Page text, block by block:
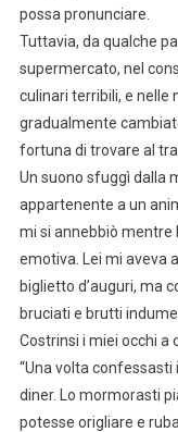
possa pronunciare.
Tuttavia, da qualche
supermercato, nel
culinari terribili, e nelle
gradualmente
fortuna di trovare al
Un suono sfuggì dalla
appartenente a un
mi si annebbiò mentre
emotiva. Lei mi aveva
biglietto d’auguri, ma
bruciati e brutti
Costrinsi i miei occhi a
“Una volta
diner. Lo mormorasti
potesse origliare e